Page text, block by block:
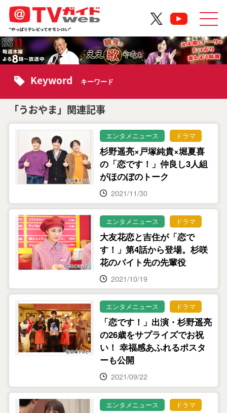
Keyword キーワード
「うおやま」関連記事
エンタメニュース ドラマ
杉野遥亮×戸塚純貴×堀夏喜
の「恋です！」仲良し3人組
がほのぼのトーク
2021/11/30
エンタメニュース ドラマ
大友花恋と吉住が「恋で
す！」第4話から登場。杉咲
花のバイト先の先輩役
2021/10/19
エンタメニュース ドラマ
「恋です！」出演・杉野遥亮
の26歳をサプライズでお祝
い！ 幸福感あふれるポスタ
ーも公開
2021/09/22
エンタメニュース ドラマ